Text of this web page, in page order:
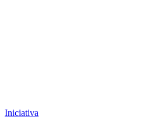
Iniciativa